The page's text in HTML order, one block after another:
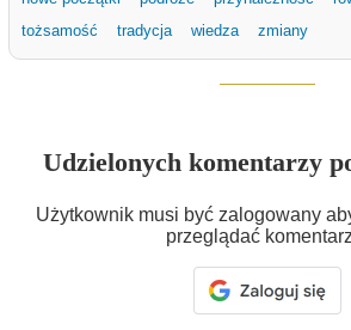
tożsamość
tradycja wiedza zmiany
Udzielonych komentarzy
Użytkownik musi być zalogowany
przeglądać